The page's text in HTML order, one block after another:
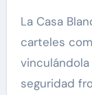
La Casa
carteles
seguridad